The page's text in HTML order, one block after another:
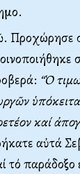
Προχώρησε
“Ὁ
καί
αὐτά
τό παράδοξο